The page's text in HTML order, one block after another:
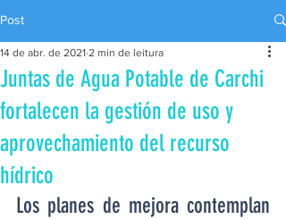
Post
Juntas de Agua Potable de Carchi
fortalecen la gestión de uso y
aprovechamiento del recurso
hídrico
14 de abr. de 2021 2 min de leitura
Los planes de mejora contemplan